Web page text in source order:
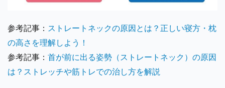
参考記事： ストレートネックの原因とは？正しい寝方・枕
の高さを理解しよう！
参考記事： 首が前に出る姿勢（ストレートネック）の原因
は？ストレッチや筋トレでの治し方を解説